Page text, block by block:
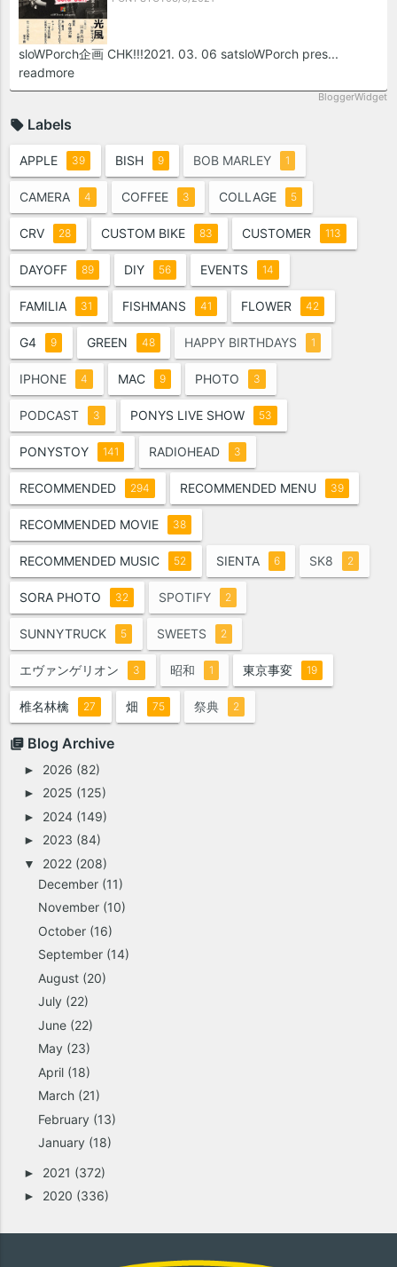
sloWPorch企画 CHK!!!2021. 03. 06 sat sloWPorch pres...
readmore
BloggerWidget
Labels
APPLE 39 BISH 9 BOB MARLEY 1
CAMERA 4 COFFEE 3 COLLAGE 5
CRV 28 CUSTOM BIKE 83 CUSTOMER 113
DAYOFF 89 DIY 56 EVENTS 14
FAMILIA 31 FISHMANS 41 FLOWER 42
G4 9 GREEN 48 HAPPY BIRTHDAYS 1
IPHONE 4 MAC 9 PHOTO 3
PODCAST 3 PONYS LIVE SHOW 53
PONYSTOY 141 RADIOHEAD 3
RECOMMENDED 294 RECOMMENDED MENU 39
RECOMMENDED MOVIE 38
RECOMMENDED MUSIC 52 SIENTA 6 SK8 2
SORA PHOTO 32 SPOTIFY 2
SUNNYTRUCK 5 SWEETS 2
エヴァンゲリオン 3 昭和 1 東京事変 19
椎名林檎 27 畑 75 祭典 2
Blog Archive
► 2026 (82)
► 2025 (125)
► 2024 (149)
► 2023 (84)
▼ 2022 (208)
December (11)
November (10)
October (16)
September (14)
August (20)
July (22)
June (22)
May (23)
April (18)
March (21)
February (13)
January (18)
► 2021 (372)
► 2020 (336)